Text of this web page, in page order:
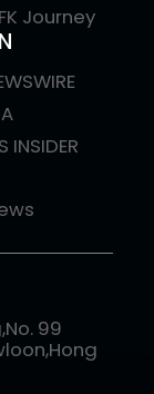
Journey
INSIDER
99